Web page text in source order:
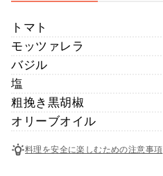
トマト
モッツァレラ
バジル
塩
粗挽き黒胡椒
オリーブオイル
料理を安全に楽しむための注意事項